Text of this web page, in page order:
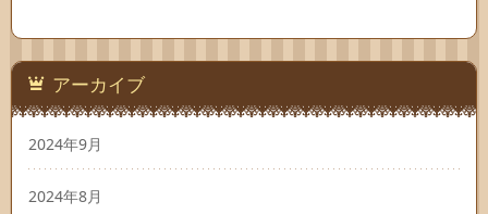
アーカイブ
2024年9月
2024年8月